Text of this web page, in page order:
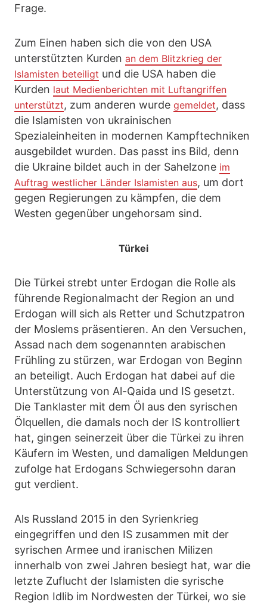
Frage.
Zum Einen haben sich die von den USA
unterstützten Kurden an dem Blitzkrieg der
Islamisten beteiligt und die USA haben die
Kurden laut Medienberichten mit Luftangriffen
unterstützt, zum anderen wurde gemeldet, dass
die Islamisten von ukrainischen
Spezialeinheiten in modernen Kampftechniken
ausgebildet wurden. Das passt ins Bild, denn
die Ukraine bildet auch in der Sahelzone im
Auftrag westlicher Länder Islamisten aus, um dort
gegen Regierungen zu kämpfen, die dem
Westen gegenüber ungehorsam sind.
Türkei
Die Türkei strebt unter Erdogan die Rolle als
führende Regionalmacht der Region an und
Erdogan will sich als Retter und Schutzpatron
der Moslems präsentieren. An den Versuchen,
Assad nach dem sogenannten arabischen
Frühling zu stürzen, war Erdogan von Beginn
an beteiligt. Auch Erdogan hat dabei auf die
Unterstützung von Al-Qaida und IS gesetzt.
Die Tanklaster mit dem Öl aus den syrischen
Ölquellen, die damals noch der IS kontrolliert
hat, gingen seinerzeit über die Türkei zu ihren
Käufern im Westen, und damaligen Meldungen
zufolge hat Erdogans Schwiegersohn daran
gut verdient.
Als Russland 2015 in den Syrienkrieg
eingegriffen und den IS zusammen mit der
syrischen Armee und iranischen Milizen
innerhalb von zwei Jahren besiegt hat, war die
letzte Zuflucht der Islamisten die syrische
Region Idlib im Nordwesten der Türkei, wo sie